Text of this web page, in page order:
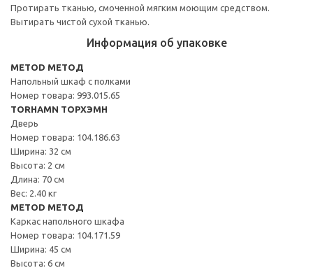
Протирать тканью, смоченной мягким моющим средством.
Вытирать чистой сухой тканью.
Информация об упаковке
METOD МЕТОД
Напольный шкаф с полками
Номер товара: 993.015.65
TORHAMN ТОРХЭМН
Дверь
Номер товара: 104.186.63
Ширина: 32 см
Высота: 2 см
Длина: 70 см
Вес: 2.40 кг
METOD МЕТОД
Каркас напольного шкафа
Номер товара: 104.171.59
Ширина: 45 см
Высота: 6 см